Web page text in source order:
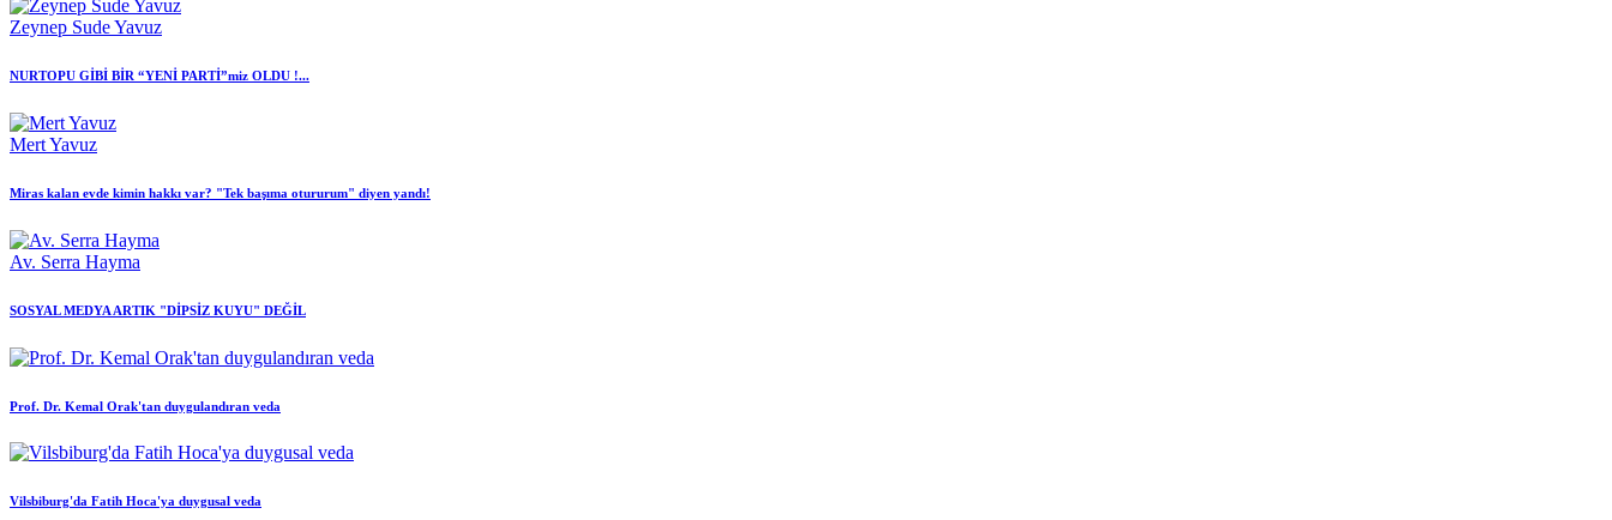
Zeynep Sude Yavuz
NURTOPU GİBİ BİR “YENİ PARTİ”miz OLDU !...
Mert Yavuz
Miras kalan evde kimin hakkı var? "Tek başıma otururum" diyen yandı!
Av. Serra Hayma
SOSYAL MEDYA ARTIK "DİPSİZ KUYU" DEĞİL
Prof. Dr. Kemal Orak'tan duygulandıran veda
Vilsbiburg'da Fatih Hoca'ya duygusal veda